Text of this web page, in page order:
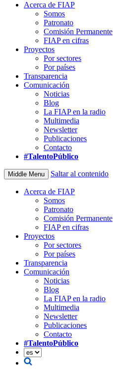
Acerca de FIAP
Somos
Patronato
Comisión Permanente
FIAP en cifras
Proyectos
Por sectores
Por países
Transparencia
Comunicación
Noticias
Blog
La FIAP en la radio
Multimedia
Newsletter
Publicaciones
Contacto
#TalentoPúblico
Middle Menu Saltar al contenido
Acerca de FIAP
Somos
Patronato
Comisión Permanente
FIAP en cifras
Proyectos
Por sectores
Por países
Transparencia
Comunicación
Noticias
Blog
La FIAP en la radio
Multimedia
Newsletter
Publicaciones
Contacto
#TalentoPúblico